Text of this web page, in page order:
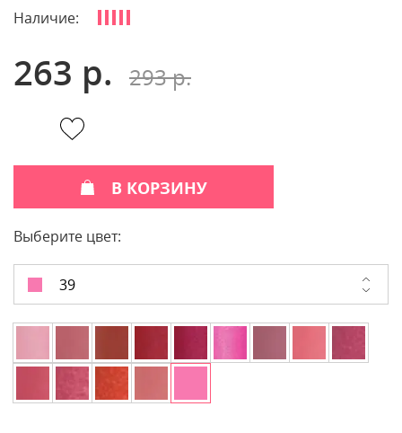
Наличие:
263 р. 293 р.
В КОРЗИНУ
Выберите цвет:
39